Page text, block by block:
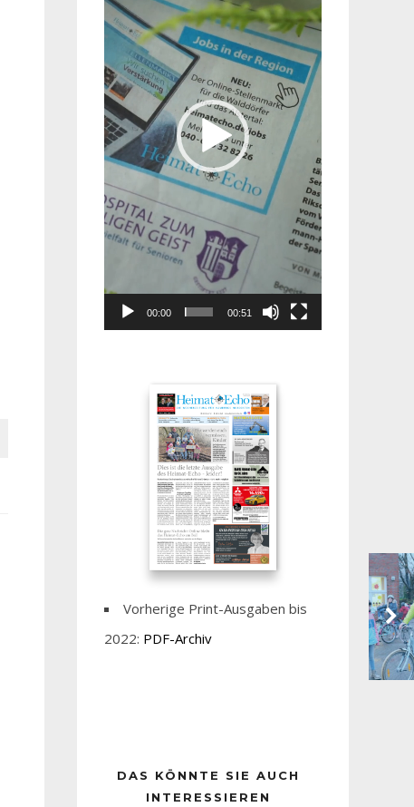
00:00 00:51
Vorherige Print-Ausgaben bis
2022: PDF-Archiv
DAS KÖNNTE SIE AUCH
INTERESSIEREN